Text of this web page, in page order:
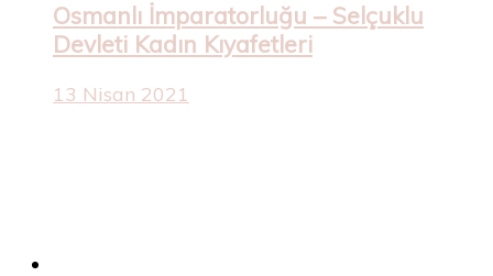
Osmanlı İmparatorluğu – Selçuklu
Devleti Kadın Kıyafetleri
13 Nisan 2021